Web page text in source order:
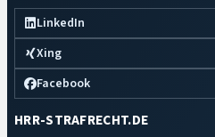
LinkedIn
Xing
Facebook
HRR-STRAFRECHT.DE